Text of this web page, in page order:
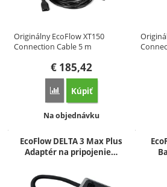
Originálny EcoFlow XT150
Connection Cable 5 m
€ 185,42
Porovnať
Kúpiť
Dostupnosť:
Na objednávku
EcoFlow DELTA 3 Max Plus
Adaptér na pripojenie…